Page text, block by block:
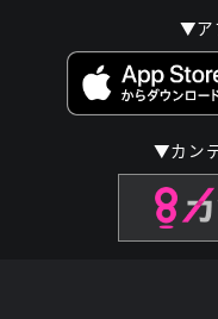
▼ア
▼カン